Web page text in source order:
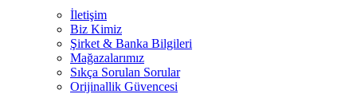
İletişim
Biz Kimiz
Şirket & Banka Bilgileri
Mağazalarımız
Sıkça Sorulan Sorular
Orijinallik Güvencesi